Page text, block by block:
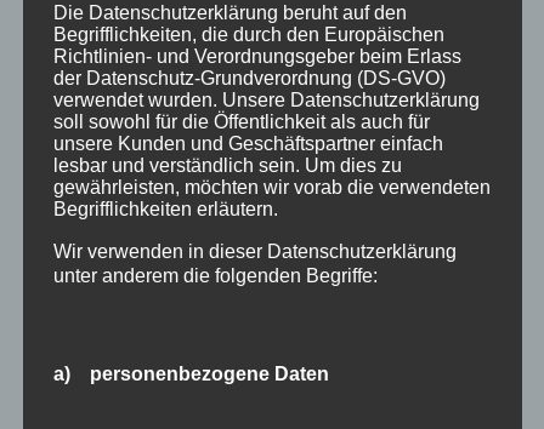
Wir sind Mitglied bei
Die Datenschutzerklärung beruht auf den
Begrifflichkeiten, die durch den Europäischen
Richtlinien- und Verordnungsgeber beim Erlass
der Datenschutz-Grundverordnung (DS-GVO)
verwendet wurden. Unsere Datenschutzerklärung
soll sowohl für die Öffentlichkeit als auch für
unsere Kunden und Geschäftspartner einfach
lesbar und verständlich sein. Um dies zu
gewährleisten, möchten wir vorab die verwendeten
Begrifflichkeiten erläutern.
Wir verwenden in dieser Datenschutzerklärung
unter anderem die folgenden Begriffe:
a) personenbezogene Daten